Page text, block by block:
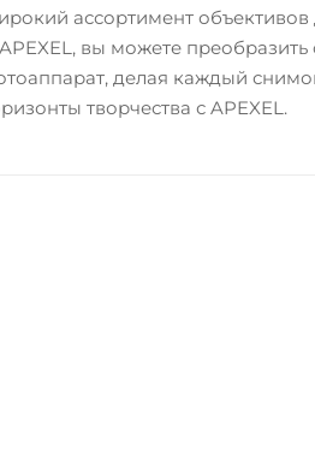
ассортимент объективов
вы можете
делая каждый
творчества с APEXEL.